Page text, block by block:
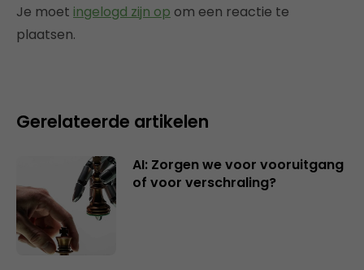
Je moet ingelogd zijn op om een reactie te
plaatsen.
Gerelateerde artikelen
AI: Zorgen we voor vooruitgang
of voor verschraling?